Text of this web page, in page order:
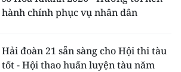
hành chính phục vụ nhân dân
Hải đoàn 21 sẵn sàng cho Hội thi tàu
tốt - Hội thao huấn luyện tàu năm